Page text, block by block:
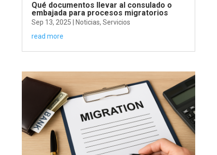
Qué documentos llevar al consulado o
embajada para procesos migratorios
Sep 13, 2025 Noticias, Servicios
read more